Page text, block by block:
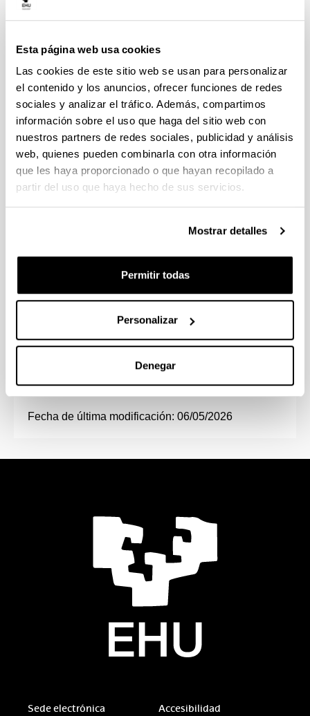
Esta página web usa cookies
Las cookies de este sitio web se usan para personalizar
el contenido y los anuncios, ofrecer funciones de redes
sociales y analizar el tráfico. Además, compartimos
información sobre el uso que haga del sitio web con
nuestros partners de redes sociales, publicidad y análisis
web, quienes pueden combinarla con otra información
que les haya proporcionado o que hayan recopilado a
partir del uso que haya hecho de sus servicios.
Mostrar detalles
Permitir todas
Personalizar
Denegar
36,17KB)
(Abre una nueva ventana)
Solicitud para el desbloqueo temporal de
(Abre una nueva ventana)
Altas masivas usuarios/as BESTEAK( CSV,
1,85KB)
Solicitud para dar acceso a servidores (acceso
restringido)
Solicitud de nuevo sitio web (acceso
restringido)
Solicitud para tramitar compra de software de
Solicitud de conexión a red en equipos
obtenidos a través de proyectos financiados
Solicitud de conexión a red en equipos
personales no corporativos
Solicitud de un Grupo Microsoft 365 (Sólo para
personas usuarias de Microsoft 365)
Fecha de última modificación: 06/05/2026
Sede electrónica Accesibilidad